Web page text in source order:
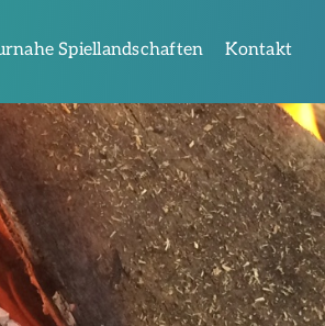
Spiellandschaften Kontakt